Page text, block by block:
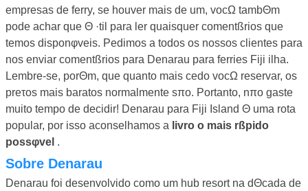
empresas de ferry, se houver mais de um, vocΩ tambΘm
pode achar que Θ ·til para ler quaisquer comentßrios que
temos disponφveis. Pedimos a todos os nossos clientes para
nos enviar comentßrios para Denarau para ferries Fiji ilha.
Lembre-se, porΘm, que quanto mais cedo vocΩ reservar, os
preτos mais baratos normalmente sπo. Portanto, nπo gaste
muito tempo de decidir! Denarau para Fiji Island Θ uma rota
popular, por isso aconselhamos a livro o mais rßpido
possφvel .
Sobre Denarau
Denarau foi desenvolvido como um hub resort na dΘcada de